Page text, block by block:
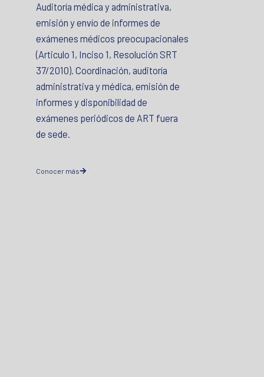
Auditoría médica y administrativa,
emisión y envío de informes de
exámenes médicos preocupacionales
(Articulo 1, Inciso 1, Resolución SRT
37/2010). Coordinación, auditoría
administrativa y médica, emisión de
informes y disponibilidad de
exámenes periódicos de ART fuera
de sede.
Conocer más